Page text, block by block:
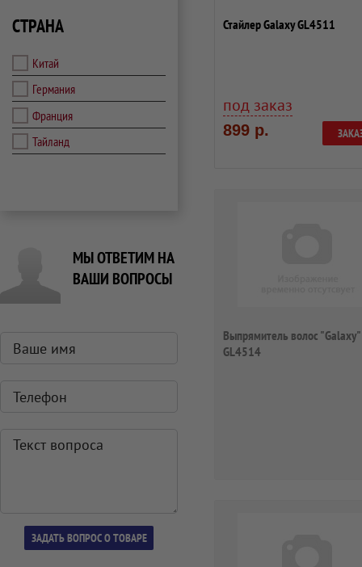
СТРАНА
Китай
Германия
Франция
Тайланд
МЫ ОТВЕТИМ НА
ВАШИ ВОПРОСЫ
Стайлер Galaxy GL4511
под заказ
899 р.
Выпрямитель волос "Galaxy"
GL4514